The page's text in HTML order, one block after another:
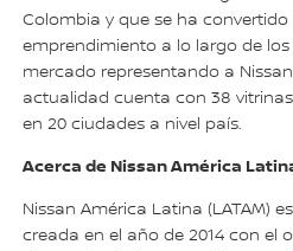
Colombia y que se ha
emprendimiento a lo largo de los
mercado representando a
actualidad cuenta con 38
en 20 ciudades a nivel país.
Acerca de Nissan América
Nissan América Latina (LATAM)
creada en el año de 2014 con el